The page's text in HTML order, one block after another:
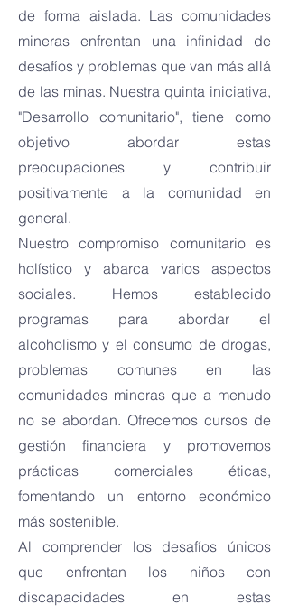
de forma aislada. Las comunidades
mineras enfrentan una infinidad de
desafíos y problemas que van más allá
de las minas. Nuestra quinta iniciativa,
"Desarrollo comunitario", tiene como
objetivo abordar estas
preocupaciones y contribuir
positivamente a la comunidad en
general.
Nuestro compromiso comunitario es
holístico y abarca varios aspectos
sociales. Hemos establecido
programas para abordar el
alcoholismo y el consumo de drogas,
problemas comunes en las
comunidades mineras que a menudo
no se abordan. Ofrecemos cursos de
gestión financiera y promovemos
prácticas comerciales éticas,
fomentando un entorno económico
más sostenible.
Al comprender los desafíos únicos
que enfrentan los niños con
discapacidades en estas